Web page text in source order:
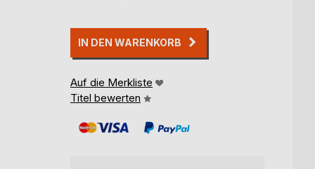
IN DEN WARENKORB
Auf die Merkliste
Titel bewerten